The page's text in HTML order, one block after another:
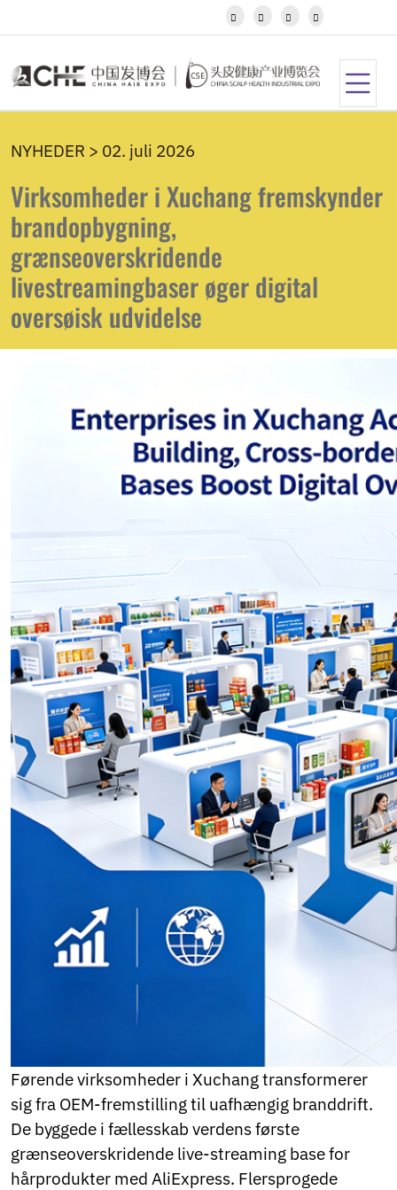
Kannada
Khmer
Kyrgyz
Latvian
Luxembou..
Macedonian
Malagasy
Malay
Malayalam
Maltese
Maori
Marathi
Mongolian
Norwegian
Pashto
Persian
Punjabi
Serbian
Somali
Samoan
Scots Gaelic
Shona
Sindhi
Sundanese
Swahili
Tajik
Tamil
Telugu
Thai
Ukrainian
Uzbek
Vietnamese
Welsh
Yiddish
Kinyarwanda
Oriya
   
NYHEDER > 02. juli 2026
Virksomheder i Xuchang fremskynder
brandopbygning,
grænseoverskridende
livestreamingbaser øger digital
oversøisk udvidelse
Førende virksomheder i Xuchang transformerer
sig fra OEM-fremstilling til uafhængig branddrift.
De byggede i fællesskab verdens første
grænseoverskridende live-streaming base for
hårprodukter med AliExpress. Flersprogede